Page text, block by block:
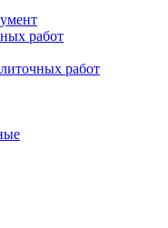
работ
работ